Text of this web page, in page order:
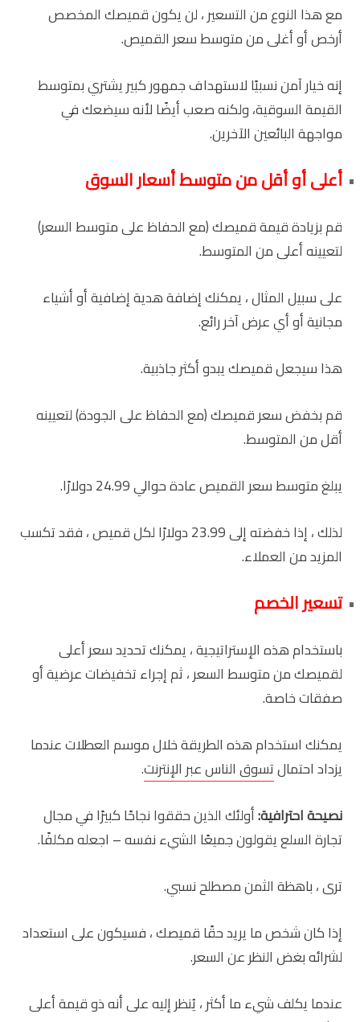
مع هذا النوع من التسعير ، لن يكون قميصك المخصص
أرخص أو أغلى من متوسط ​​سعر القميص.
إنه خيار آمن نسبيًا لاستهداف جمهور كبير يشتري بمتوسط ​​
القيمة السوقية، ولكنه صعب أيضًا لأنه سيضعك في
مواجهة البائعين الآخرين.
أعلى أو أقل من متوسط أسعار السوق
قم بزيادة قيمة قميصك (مع الحفاظ على متوسط السعر)
لتعيينه أعلى من المتوسط.
على سبيل المثال ، يمكنك إضافة هدية إضافية أو أشياء
مجانية أو أي عرض آخر رائع.
هذا سيجعل قميصك يبدو أكثر جاذبية.
قم بخفض سعر قميصك (مع الحفاظ على الجودة) لتعيينه
أقل من المتوسط.
يبلغ متوسط سعر القميص عادة حوالي 24.99 دولارًا.
لذلك ، إذا خفضته إلى 23.99 دولارًا لكل قميص ، فقد تكسب
المزيد من العملاء.
تسعير الخصم
باستخدام هذه الإستراتيجية ، يمكنك تحديد سعر أعلى
لقميصك من متوسط السعر ، ثم إجراء تخفيضات عرضية أو
صفقات خاصة.
يمكنك استخدام هذه الطريقة خلال موسم العطلات عندما
يزداد احتمالتسوق الناس عبر الإنترنت.
نصيحة احترافية:أولئك الذين حققوا نجاحًا كبيرًا في مجال
تجارة السلع يقولون جميعًا الشيء نفسه – اجعله مكلفًا.
ترى ، باهظة الثمن مصطلح نسبي.
إذا كان شخص ما يريد حقًا قميصك ، فسيكون على استعداد
لشرائه بغض النظر عن السعر.
عندما يكلف شيء ما أكثر ، يُنظر إليه على أنه ذو قيمة أعلى